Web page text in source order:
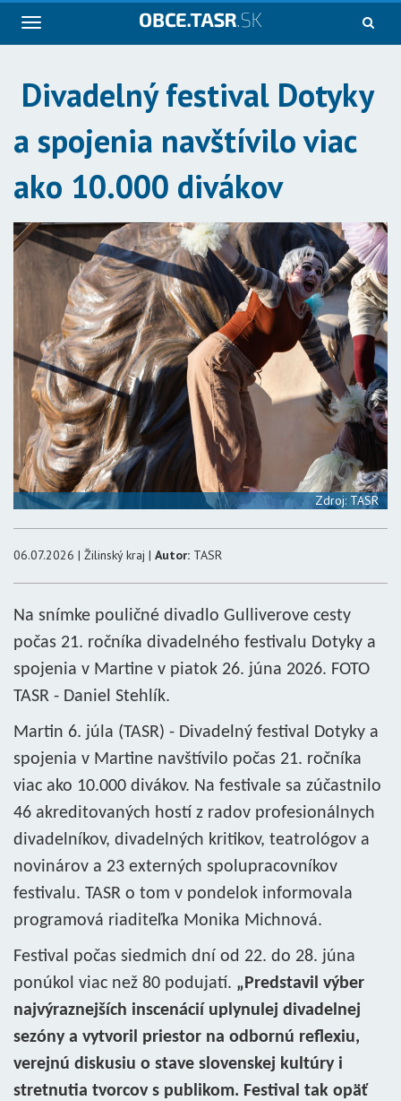
Navigácia
Divadelný festival Dotyky
a spojenia navštívilo viac
ako 10.000 divákov
Zdroj: TASR
06.07.2026 | Žilinský kraj | Autor: TASR
Na snímke pouličné divadlo Gulliverove cesty
počas 21. ročníka divadelného festivalu Dotyky a
spojenia v Martine v piatok 26. júna 2026. FOTO
TASR - Daniel Stehlík.
Martin 6. júla (TASR) - Divadelný festival Dotyky a
spojenia v Martine navštívilo počas 21. ročníka
viac ako 10.000 divákov. Na festivale sa zúčastnilo
46 akreditovaných hostí z radov profesionálnych
divadelníkov, divadelných kritikov, teatrológov a
novinárov a 23 externých spolupracovníkov
festivalu. TASR o tom v pondelok informovala
programová riaditeľka Monika Michnová.
Festival počas siedmich dní od 22. do 28. júna
ponúkol viac než 80 podujatí. „Predstavil výber
najvýraznejších inscenácií uplynulej divadelnej
sezóny a vytvoril priestor na odbornú reflexiu,
verejnú diskusiu o stave slovenskej kultúry i
stretnutia tvorcov s publikom. Festival tak opäť